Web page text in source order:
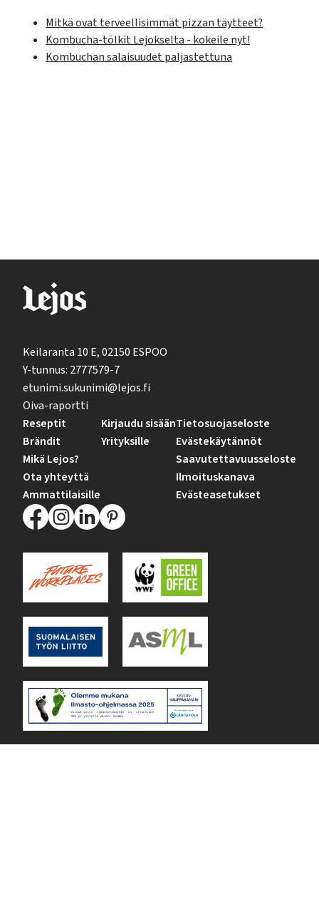
Mitkä ovat terveellisimmät pizzan täytteet?
Kombucha-tölkit Lejokselta - kokeile nyt!
Kombuchan salaisuudet paljastettuna
Keilaranta 10 E, 02150 ESPOO
Y-tunnus: 2777579-7
etunimi.sukunimi@lejos.fi
Oiva-raportti
Reseptit
Brändit
Mikä Lejos?
Ota yhteyttä
Ammattilaisille
Kirjaudu sisään
Yrityksille
Tietosuojaseloste
Evästekäytännöt
Saavutettavuusseloste
Ilmoituskanava
Evästeasetukset